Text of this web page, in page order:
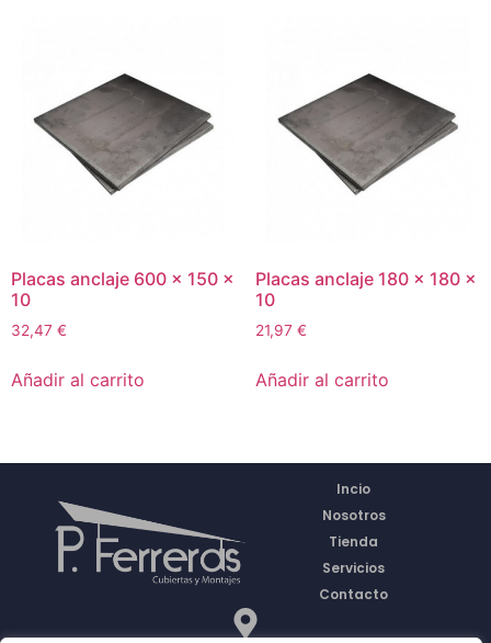
Placas anclaje 600 x 150 x
10
32,47 €
Añadir al carrito
Placas anclaje 180 x 180 x
10
21,97 €
Añadir al carrito
Incio
Nosotros
Tienda
Servicios
Contacto